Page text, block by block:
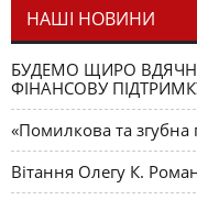
НАШІ НОВИНИ
БУДЕМО ЩИРО
ФІНАНСОВУ
«Помилкова та згубна
Вітання Олегу К.